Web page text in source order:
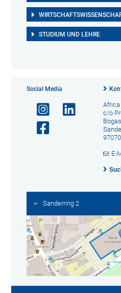
STUDIUM UND LEHRE
Social Media
c/o
E-
Sanderring 2